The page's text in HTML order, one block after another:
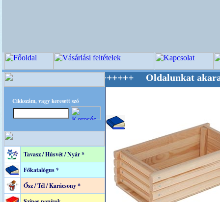
Cikkszám, vagy keresett szó
Tavasz / Húsvét / Nyár *
Főkatalógus *
Ősz / Tél / Karácsony *
Mestere! +++++++ Oldalunkat akarattal